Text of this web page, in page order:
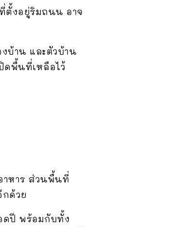
ตั้งอยู่ริมถนน อาจ
บ้าน และตัวบ้าน
ดพื้นที่เหลือไว้
หาร ส่วนพื้นที่
ด้วย
ดปี พร้อมกับทั้ง